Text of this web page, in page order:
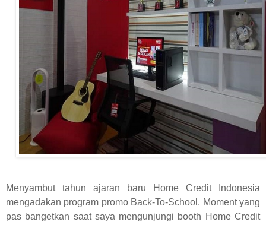
Menyambut tahun ajaran baru Home Credit Indonesia
mengadakan program promo Back-To-School. Moment yang
pas bangetkan saat saya mengunjungi booth Home Credit